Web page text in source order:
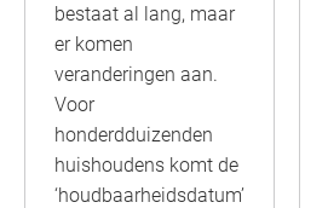
bestaat al lang, maar
er komen
veranderingen aan.
Voor
honderdduizenden
huishoudens komt de
‘houdbaarheidsdatum’